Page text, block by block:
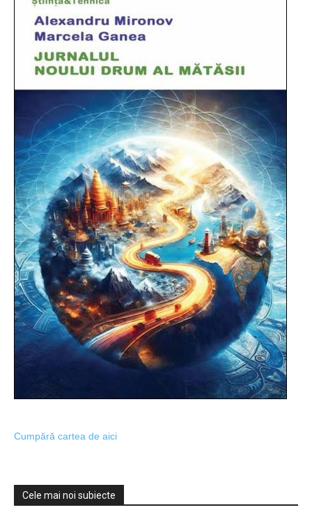
Cumpără cartea de aici
Cele mai noi subiecte